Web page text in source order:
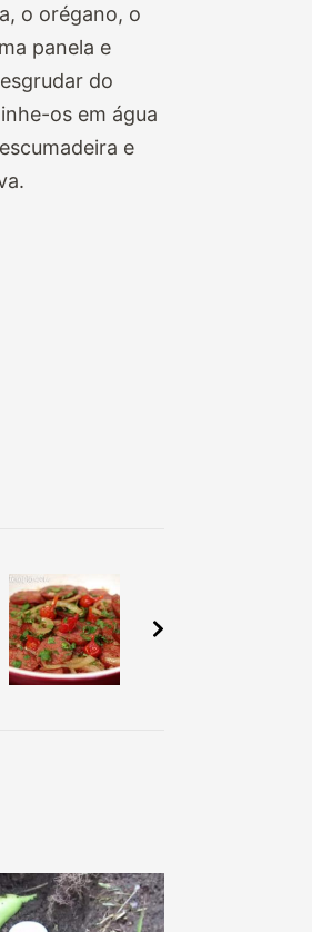
o orégano, o
panela e
do
os em água
e